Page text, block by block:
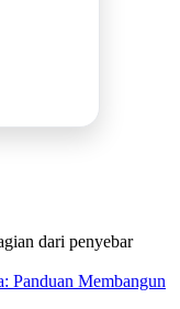
dari penyebar